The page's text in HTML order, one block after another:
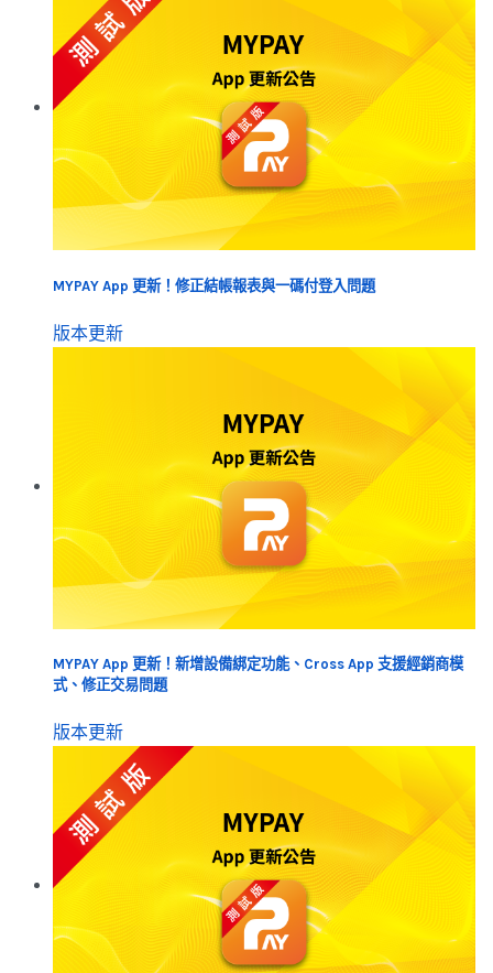
MYPAY App 更新！修正結帳報表與一碼付登入問題
版本更新
MYPAY App 更新！新增設備綁定功能、Cross App 支援經銷商模
式、修正交易問題
版本更新